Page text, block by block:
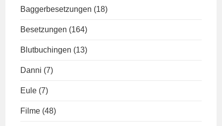
Baggerbesetzungen (18)
Besetzungen (164)
Blutbuchingen (13)
Danni (7)
Eule (7)
Filme (48)